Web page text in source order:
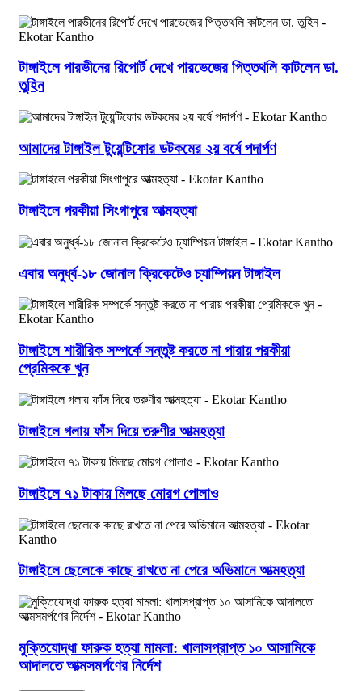
টাঙ্গাইলে পারভীনের রিপোর্ট দেখে পারভেজের পিত্তথলি কাটলেন ডা.
তুহিন
আমাদের টাঙ্গাইল টুয়েন্টিফোর ডটকমের ২য় বর্ষে পদার্পণ
টাঙ্গাইলে পরকীয়া সিংগাপুরে আত্মহত্যা
এবার অনুর্ধ্ব-১৮ জোনাল ক্রিকেটেও চ্যাম্পিয়ন টাঙ্গাইল
টাঙ্গাইলে শারীরিক সম্পর্কে সন্তুষ্ট করতে না পারায় পরকীয়া
প্রেমিককে খুন
টাঙ্গাইলে গলায় ফাঁস দিয়ে তরুণীর আত্মহত্যা
টাঙ্গাইলে ৭১ টাকায় মিলছে মোরগ পোলাও
টাঙ্গাইলে ছেলেকে কাছে রাখতে না পেরে অভিমানে আত্মহত্যা
মুক্তিযোদ্ধা ফারুক হত্যা মামলা: খালাসপ্রাপ্ত ১০ আসামিকে
আদালতে আত্মসমর্পণের নির্দেশ